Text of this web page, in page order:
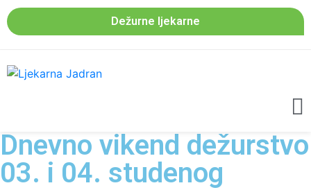
Dežurne ljekarne
Dnevno vikend dežurstvo
03. i 04. studenog